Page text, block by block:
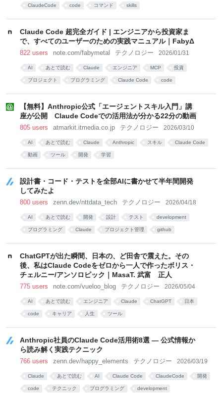
ClaudeCode code コマンド skills
Claude Code 超完全ガイド | エンジニアから投資家ま
で、すべてのユーザーのための実践マニュアル｜FabyΔ
822 users note.com/fabymetal テクノロジー 2026/01/31
AI あとで読む Claude エンジニア MCP 投資
プロジェクト プログラミング Claude Code code
【無料】Anthropic公式「エージェントスキル入門」講
座が公開 Claude Codeでの活用法が分かる22分の動画
805 users atmarkit.itmedia.co.jp テクノロジー 2026/03/10
AI あとで読む Claude Anthropic スキル Claude Code
動画 ツール 開発 学習
設計書・コード・テストを全部AIに書かせて半年間開発
してみたよ
800 users zenn.dev/nttdata_tech テクノロジー 2026/04/18
AI あとで読む 開発 設計 テスト development
プログラミング Claude プロジェクト管理 github
ChatGPTが出た瞬間、日本の、ど田舎で震えた。その
後、私はClaude Codeをゼロから一人で作ったボリス・
チェルニー/アンソロピック｜MasaT. 武富 正人
775 users note.com/vueloo_blog テクノロジー 2026/05/04
AI あとで読む エンジニア Claude ChatGPT 日本
code キャリア 人生 ツール
Anthropic社員のClaude Code活用術8選 — 公式情報か
ら読み解く実践テクニック
766 users zenn.dev/happy_elements テクノロジー 2026/03/19
Claude あとで読む AI Claude Code ClaudeCode 開発
code テクニック プログラミング development